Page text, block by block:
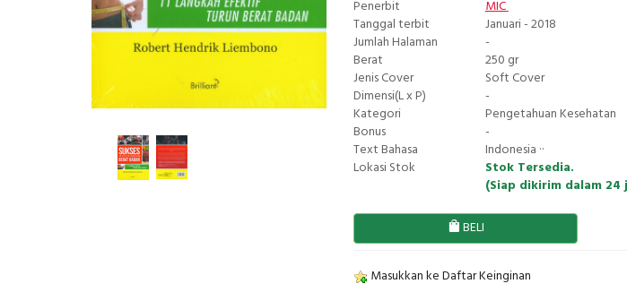
Penerbit
MIC
Tanggal terbit
Januari - 2018
Jumlah Halaman
-
Berat
250 gr
Jenis Cover
Soft Cover
Dimensi(L x P)
-
Kategori
Pengetahuan Kesehatan
Bonus
-
Text Bahasa
Indonesia ··
Lokasi Stok
Stok Tersedia.
(Siap dikirim dalam 24
BELI
Masukkan ke Daftar Keinginan